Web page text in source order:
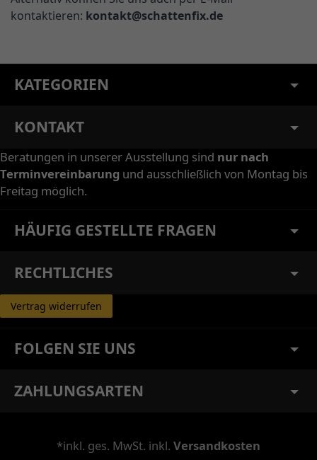
kontaktieren: kontakt@schattenfix.de
KATEGORIEN
KONTAKT
Beratungen in unserer Ausstellung sind nur nach
Terminvereinbarung und ausschließlich von Montag bis
Freitag möglich.
HÄUFIG GESTELLTE FRAGEN
RECHTLICHES
Vertrag widerrufen
FOLGEN SIE UNS
ZAHLUNGSARTEN
*inkl. ges. MwSt. inkl. Versandkosten